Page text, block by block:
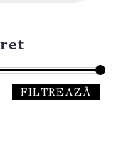
FILTREAZĂ